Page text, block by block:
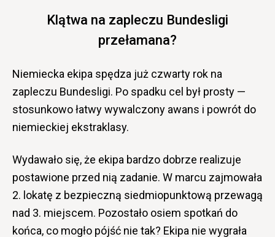
Klątwa na zapleczu Bundesligi
przełamana?
Niemiecka ekipa spędza już czwarty rok na
zapleczu Bundesligi. Po spadku cel był prosty —
stosunkowo łatwy wywalczony awans i powrót do
niemieckiej ekstraklasy.
Wydawało się, że ekipa bardzo dobrze realizuje
postawione przed nią zadanie. W marcu zajmowała
2. lokatę z bezpieczną siedmiopunktową przewagą
nad 3. miejscem. Pozostało osiem spotkań do
końca, co mogło pójść nie tak? Ekipa nie wygrała